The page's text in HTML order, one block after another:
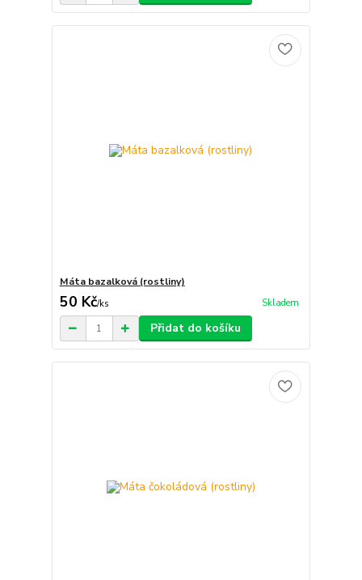
Máta bazalková (rostliny)
50 Kč/ks Skladem
Přidat do košíku